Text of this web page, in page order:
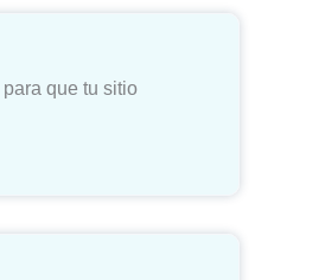
que tu sitio